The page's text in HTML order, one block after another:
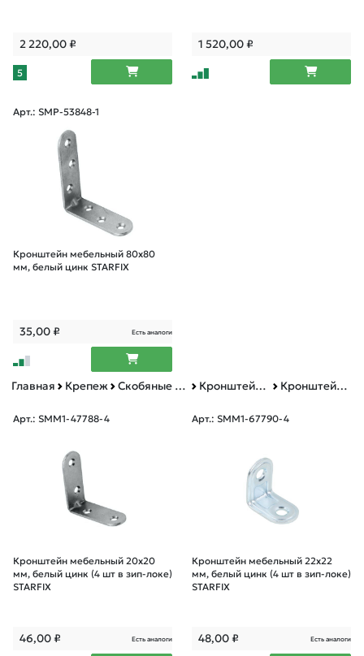
2 220,00₽
5
1 520,00₽
Арт.: SMP-53848-1
Кронштейн мебельный 80х80
мм, белый цинк STARFIX
35,00₽ Есть аналоги
Главная Крепеж Скобяные изделия Кронштейн мебельный Кронштейн мебельный зип-лок
Арт.: SMM1-47788-4
Кронштейн мебельный 20х20
мм, белый цинк (4 шт в зип-локе)
STARFIX
46,00₽ Есть аналоги
Арт.: SMM1-67790-4
Кронштейн мебельный 22х22
мм, белый цинк (4 шт в зип-локе)
STARFIX
48,00₽ Есть аналоги